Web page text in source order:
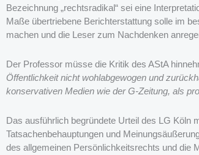
Bezeichnung „rechtsradikal“ sei eine
Maße übertriebene Berichterstattung solle im
machen und die Leser zum Nachdenken
Der Professor müsse die Kritik des AStA
Öffentlichkeit nicht wohlabgewogen und
konservativen Medien wie der G-Zeitung, als
Das ausführlich begründete Urteil des LG Köln
Tatsachenbehauptungen und
des allgemeinen Persönlichkeitsrechts und die